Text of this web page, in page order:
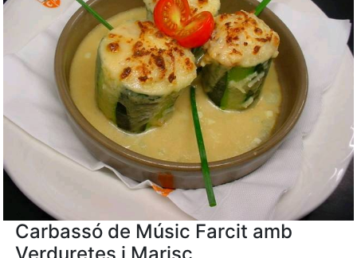
Carbassó de Músic Farcit amb